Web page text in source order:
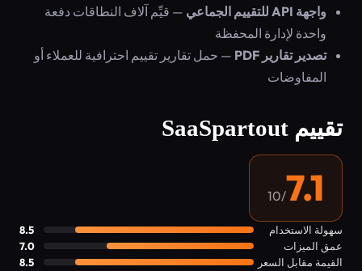
واجهة API للتقييم الجماعي
— قيِّم آلاف النطاقات دفعة
واحدة لإدارة المحفظة
تصدير تقارير PDF
— حمل تقارير تقييم احترافية للعملاء أو
المفاوضات
تقييم SaaSpartout
7.1
/10
سهولة الاستخدام
8.5
عمق الميزات
7.0
القيمة مقابل السعر
8.5